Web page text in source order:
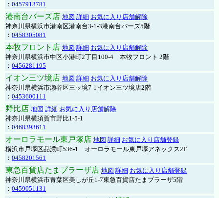
： 0457913781
港南台バーズ店 地図 詳細 お気に入り店舗解除
神奈川県横浜市港南区港南台3-1-3港南台バーズ5階
： 0458305081
本牧フロント店 地図 詳細 お気に入り店舗解除
神奈川県横浜市中区小港町2丁目100-4 本牧フロント 2階
： 0456281195
イオン三ツ境店 地図 詳細 お気に入り店舗解除
神奈川県横浜市瀬谷区三ッ境7-1イオン三ツ境店2階
： 0453600111
野比店 地図 詳細 お気に入り店舗解除
神奈川県横須賀市野比1-5-1
： 0468393611
オーロラモール東戸塚店 地図 詳細 お気に入り店舗登録
横浜市戸塚区品濃町536-1 オーロラモール東戸塚アネックス2F
： 0458201561
東急百貨店たまプラーザ店 地図 詳細 お気に入り店舗登録
神奈川県横浜市青葉区美しが丘1-7東急百貨店たまプラーザ5階
： 0459051131